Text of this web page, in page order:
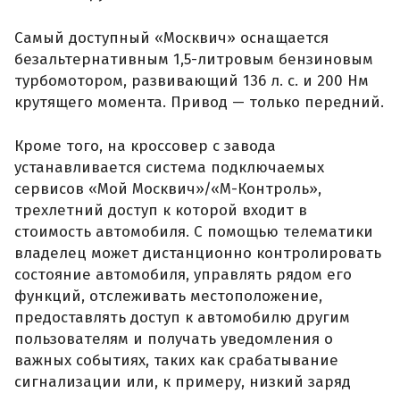
Самый доступный «Москвич» оснащается
безальтернативным 1,5-литровым бензиновым
турбомотором, развивающий 136 л. с. и 200 Нм
крутящего момента. Привод — только передний.
Кроме того, на кроссовер с завода
устанавливается система подключаемых
сервисов «Мой Москвич»/«М-Контроль»,
трехлетний доступ к которой входит в
стоимость автомобиля. С помощью телематики
владелец может дистанционно контролировать
состояние автомобиля, управлять рядом его
функций, отслеживать местоположение,
предоставлять доступ к автомобилю другим
пользователям и получать уведомления о
важных событиях, таких как срабатывание
сигнализации или, к примеру, низкий заряд